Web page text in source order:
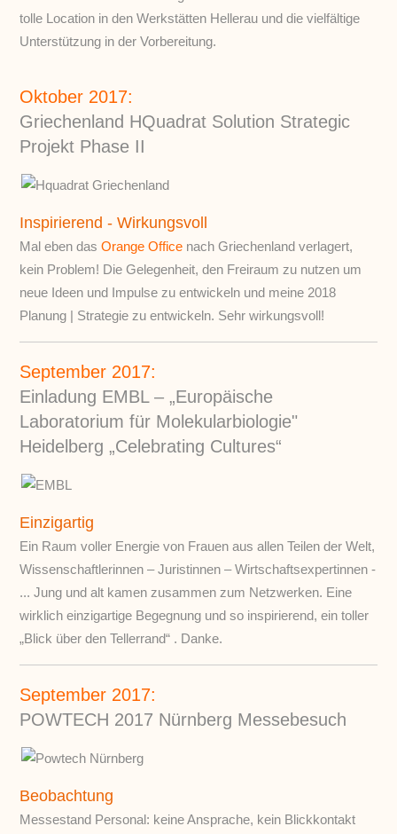
tolle Location in den Werkstätten Hellerau und die vielfältige
Unterstützung in der Vorbereitung.
Oktober 2017:
Griechenland HQuadrat Solution Strategic
Projekt Phase II
Inspirierend - Wirkungsvoll
Mal eben dasOrange Office nach Griechenland verlagert,
kein Problem! Die Gelegenheit, den Freiraum zu nutzen um
neue Ideen und Impulse zu entwickeln und meine 2018
Planung | Strategie zu entwickeln. Sehr wirkungsvoll!
September 2017:
Einladung EMBL – „Europäische
Laboratorium für Molekularbiologie"
Heidelberg „Celebrating Cultures“
Einzigartig
Ein Raum voller Energie von Frauen aus allen Teilen der Welt,
Wissenschaftlerinnen – Juristinnen – Wirtschaftsexpertinnen -
... Jung und alt kamen zusammen zum Netzwerken. Eine
wirklich einzigartige Begegnung und so inspirierend, ein toller
„Blick über den Tellerrand“ . Danke.
September 2017:
POWTECH 2017 Nürnberg Messebesuch
Beobachtung
Messestand Personal: keine Ansprache, kein Blickkontakt